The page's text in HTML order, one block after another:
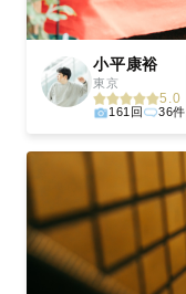
小平康裕
東京
5.0
161回 36件